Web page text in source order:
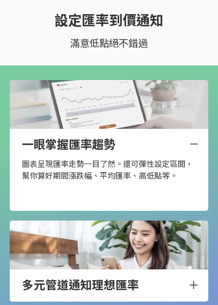
設定匯率到價通知
滿意低點絕不錯過
一眼掌握匯率趨勢
圖表呈現匯率走勢一目了然。還可彈性設定區間，
幫你算好期間漲跌幅、平均匯率、高低點等。
多元管道通知理想匯率